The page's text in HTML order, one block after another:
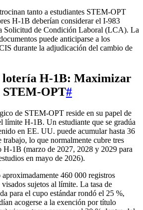
tanto a estudiantes STEM-OPT
H‑1B deberían considerar el I‑983
Solicitud de Condición Laboral (LCA). La
puede anticiparse a los
durante la adjudicación del cambio de
lotería H‑1B: Maximizar
STEM-OPT#
de STEM-OPT reside en su papel de
límite H‑1B. Un estudiante que se gradúa
en EE. UU. puede acumular hasta 36
trabajo, lo que normalmente cubre tres
H‑1B (marzo de 2027, 2028 y 2029 para
en mayo de 2026).
460 000 registros
sujetos al límite. La tasa de
para el cupo estándar rondó el 25 %,
acogerse a la exención por título